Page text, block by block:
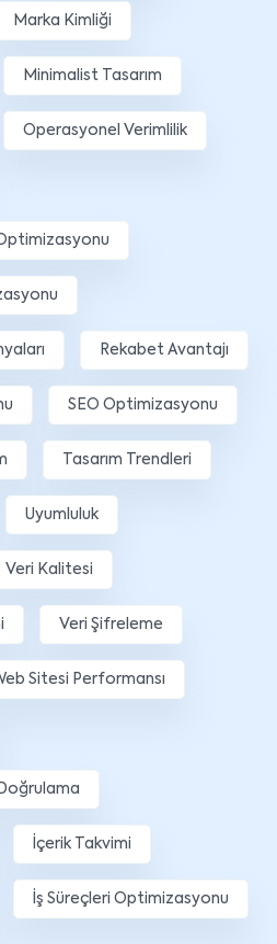
Marka Kimliği
Minimalist Tasarım
Operasyonel Verimlilik
Rekabet Avantajı
SEO Optimizasyonu
Tasarım Trendleri
Uyumluluk
Veri Kalitesi
Veri Şifreleme
Sitesi Performansı
İçerik Takvimi
İş Süreçleri Optimizasyonu